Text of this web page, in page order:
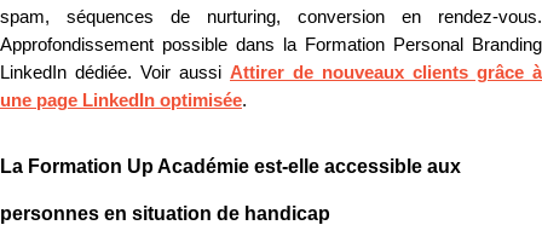
spam, séquences de nurturing, conversion en rendez-vous.
Approfondissement possible dans la Formation Personal Branding
LinkedIn dédiée. Voir aussi Attirer de nouveaux clients grâce à
une page LinkedIn optimisée.
La Formation Up Académie est-elle accessible aux
personnes en situation de handicap